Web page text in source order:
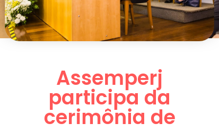
Assemperj
participa da
cerimônia de